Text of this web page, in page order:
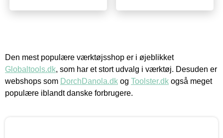
Den mest populære værktøjsshop er i øjeblikket
Globaltools.dk, som har et stort udvalg i værktøj. Desuden er
webshops som DorchDanola.dk og Toolster.dk også meget
populære iblandt danske forbrugere.